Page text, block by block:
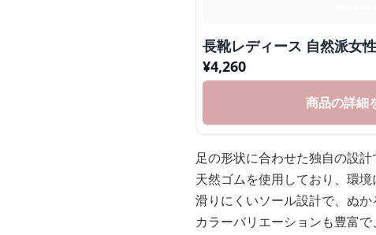
長靴レディース 自然派女
¥4,260
商品の詳細
足の形状に合わせた独自の設
天然ゴムを使用しており、環境
滑りにくいソール設計で、ぬか
カラーバリエーションも豊富